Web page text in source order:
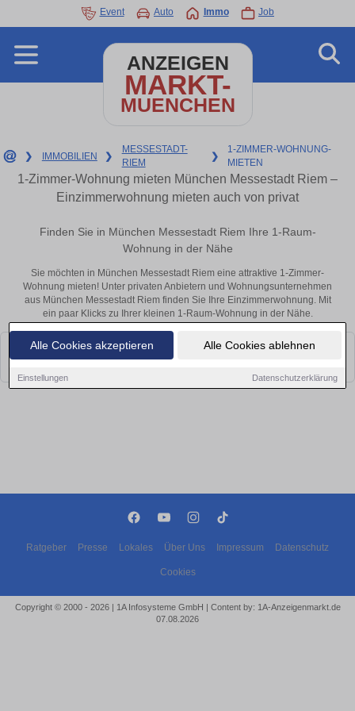
Alle Cookies akzeptieren Alle Cookies ablehnen
Einstellungen Datenschutzerklärung
Event Auto Immo Job
ANZEIGEN
MARKT-
MUENCHEN
❯ IMMOBILIEN ❯
MESSESTADT-
RIEM
❯
1-ZIMMER-WOHNUNG-
MIETEN
1-Zimmer-Wohnung mieten München Messestadt Riem –
Einzimmerwohnung mieten auch von privat
Finden Sie in München Messestadt Riem Ihre 1-Raum-
Wohnung in der Nähe
Sie möchten in München Messestadt Riem eine attraktive 1-Zimmer-
Wohnung mieten! Unter privaten Anbietern und Wohnungsunternehmen
aus München Messestadt Riem finden Sie Ihre Einzimmerwohnung. Mit
ein paar Klicks zu Ihrer kleinen 1-Raum-Wohnung in der Nähe.
Leider konnten wir derzeit keine passenden Objekte finden. Schauen Sie
Ratgeber Presse Lokales Über Uns Impressum Datenschutz
Cookies
Copyright © 2000 - 2026 | 1A Infosysteme GmbH | Content by: 1A-Anzeigenmarkt.de
07.08.2026